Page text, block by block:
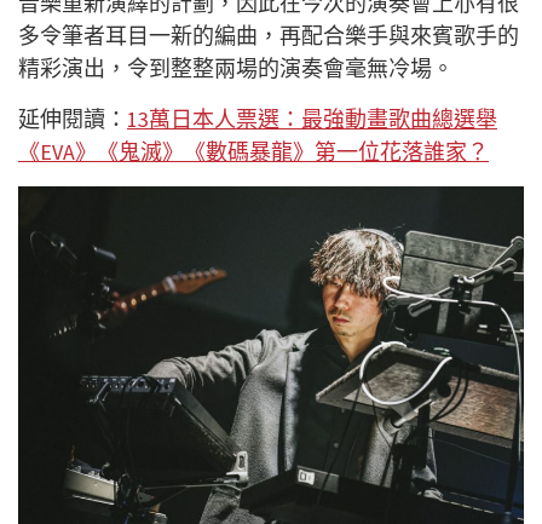
多令筆者耳目一新的編曲，再配合樂手與來賓歌手的
精彩演出，令到整整兩場的演奏會毫無冷場。
延伸閱讀： 13萬日本人票選：最強動畫歌曲總選舉
《EVA》《鬼滅》《數碼暴龍》第一位花落誰家？